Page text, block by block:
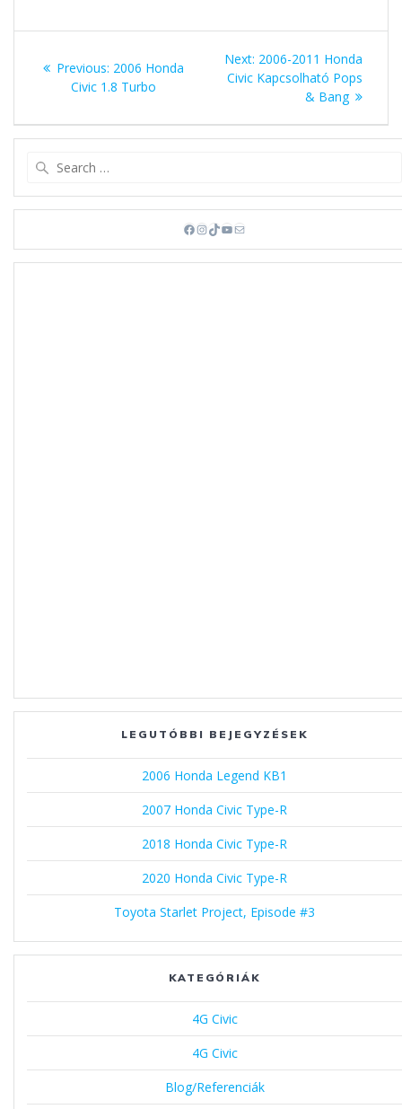
navigáció
Previous: Previous
post:
2006 Honda
Civic 1.8 Turbo
Next: Next
post:
2006-2011 Honda
Civic Kapcsolható Pops
& Bang
Facebook
Instagram
TikTok
YouTube
Mail
LEGUTÓBBI BEJEGYZÉSEK
2006 Honda Legend KB1
2007 Honda Civic Type-R
2018 Honda Civic Type-R
2020 Honda Civic Type-R
Toyota Starlet Project, Episode #3
KATEGÓRIÁK
4G Civic
4G Civic
Blog/Referenciák